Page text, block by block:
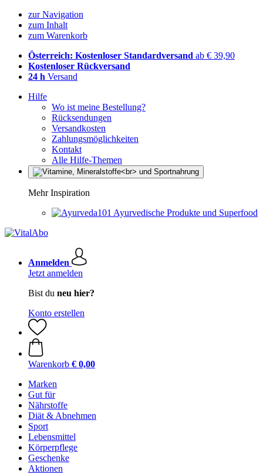
zur Navigation
zum Inhalt
zum Warenkorb
Österreich: Kostenloser Standardversand ab € 39,90
Kostenloser Rückversand
24 h Versand
Hilfe
Wo ist meine Bestellung?
Rücksendungen
Versandkosten
Zahlungsmöglichkeiten
Kontakt
Alle Hilfe-Themen
Mehr Inspiration
Ayurvedische Produkte und Superfood
Anmelden
Jetzt anmelden
Bist du neu hier?
Konto erstellen
Warenkorb € 0,00
Marken
Gut für
Nährstoffe
Diät & Abnehmen
Sport
Lebensmittel
Körperpflege
Geschenke
Aktionen